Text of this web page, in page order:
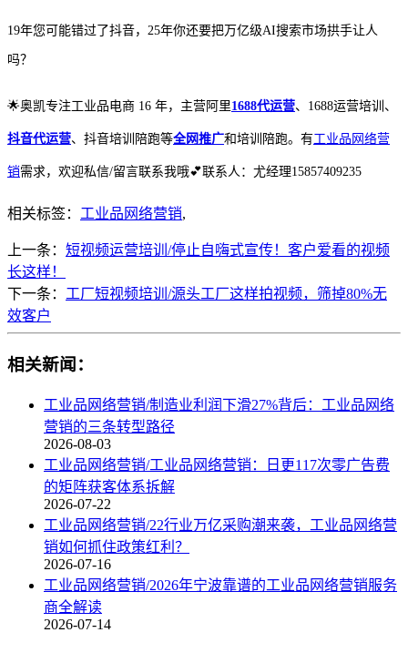
19年您可能错过了抖音，25年你还要把万亿级AI搜索市场拱手让人
吗？
🌟奥凯专注工业品电商 16 年，主营阿里1688代运营、1688运营培训、
抖音代运营、抖音培训陪跑等全网推广和培训陪跑。有工业品网络营
销需求，欢迎私信/留言联系我哦💕联系人：尤经理15857409235
相关标签： 工业品网络营销,
上一条： 短视频运营培训/停止自嗨式宣传！客户爱看的视频
长这样！
下一条： 工厂短视频培训/源头工厂这样拍视频，筛掉80%无
效客户
相关新闻：
工业品网络营销/制造业利润下滑27%背后：工业品网络
营销的三条转型路径
2026-08-03
工业品网络营销/工业品网络营销：日更117次零广告费
的矩阵获客体系拆解
2026-07-22
工业品网络营销/22行业万亿采购潮来袭，工业品网络营
销如何抓住政策红利？
2026-07-16
工业品网络营销/2026年宁波靠谱的工业品网络营销服务
商全解读
2026-07-14